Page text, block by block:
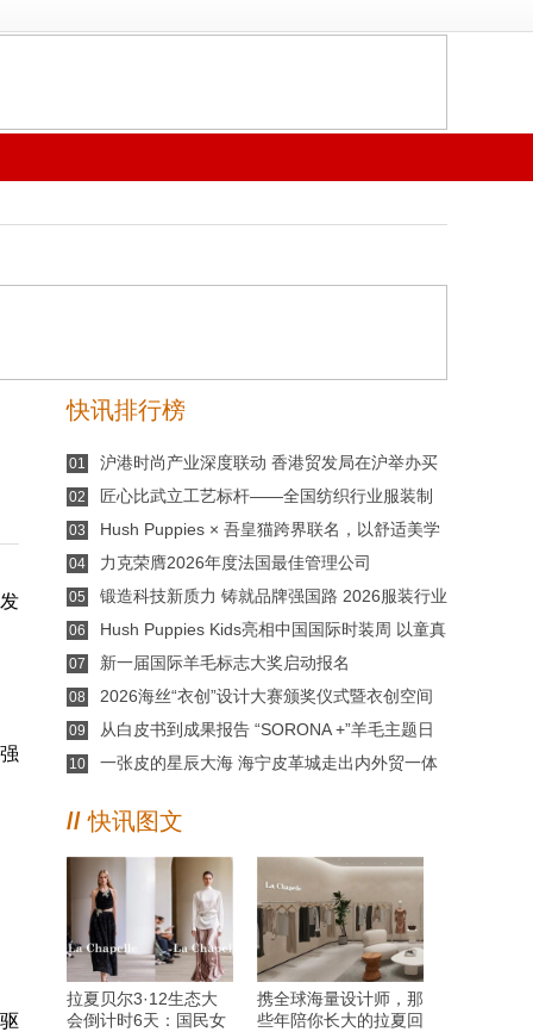
快讯排行榜
01
沪港时尚产业深度联动 香港贸发局在沪举办买
手沙龙，推动业界交流
02
匠心比武立工艺标杆——全国纺织行业服装制
版师、缝纫工技能竞赛许村选拔赛开赛
03
Hush Puppies × 吾皇猫跨界联名，以舒适美学
碰撞国漫IP
04 力克荣膺2026年度法国最佳管理公司
05
锻造科技新质力 铸就品牌强国路 2026服装行业
科技创新大会在杭州临平召开
06
Hush Puppies Kids亮相中国国际时装周 以童真
笔触绘就秋冬漫游诗篇
07 新一届国际羊毛标志大奖启动报名
08
2026海丝“衣创”设计大赛颁奖仪式暨衣创空间
平台发布会成功举办
09
从白皮书到成果报告 “SORONA +”羊毛主题日
展示“让自然新生”全新解决方案
10
一张皮的星辰大海 海宁皮革城走出内外贸一体
// 快讯图文
拉夏贝尔3·12生态大
会倒计时6天：国民女
携全球海量设计师，那
些年陪你长大的拉夏回